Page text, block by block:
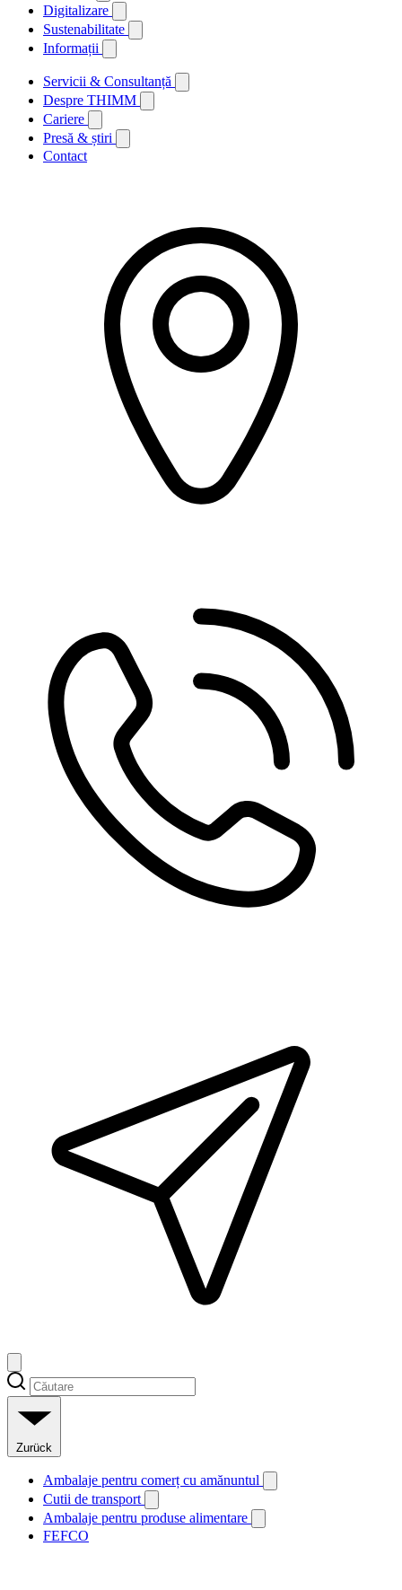
Digitalizare
Sustenabilitate
Informații
Servicii & Consultanță
Despre THIMM
Cariere
Presă & știri
Contact
Zurück
Ambalaje pentru comerț cu amănuntul
Cutii de transport
Ambalaje pentru produse alimentare
FEFCO